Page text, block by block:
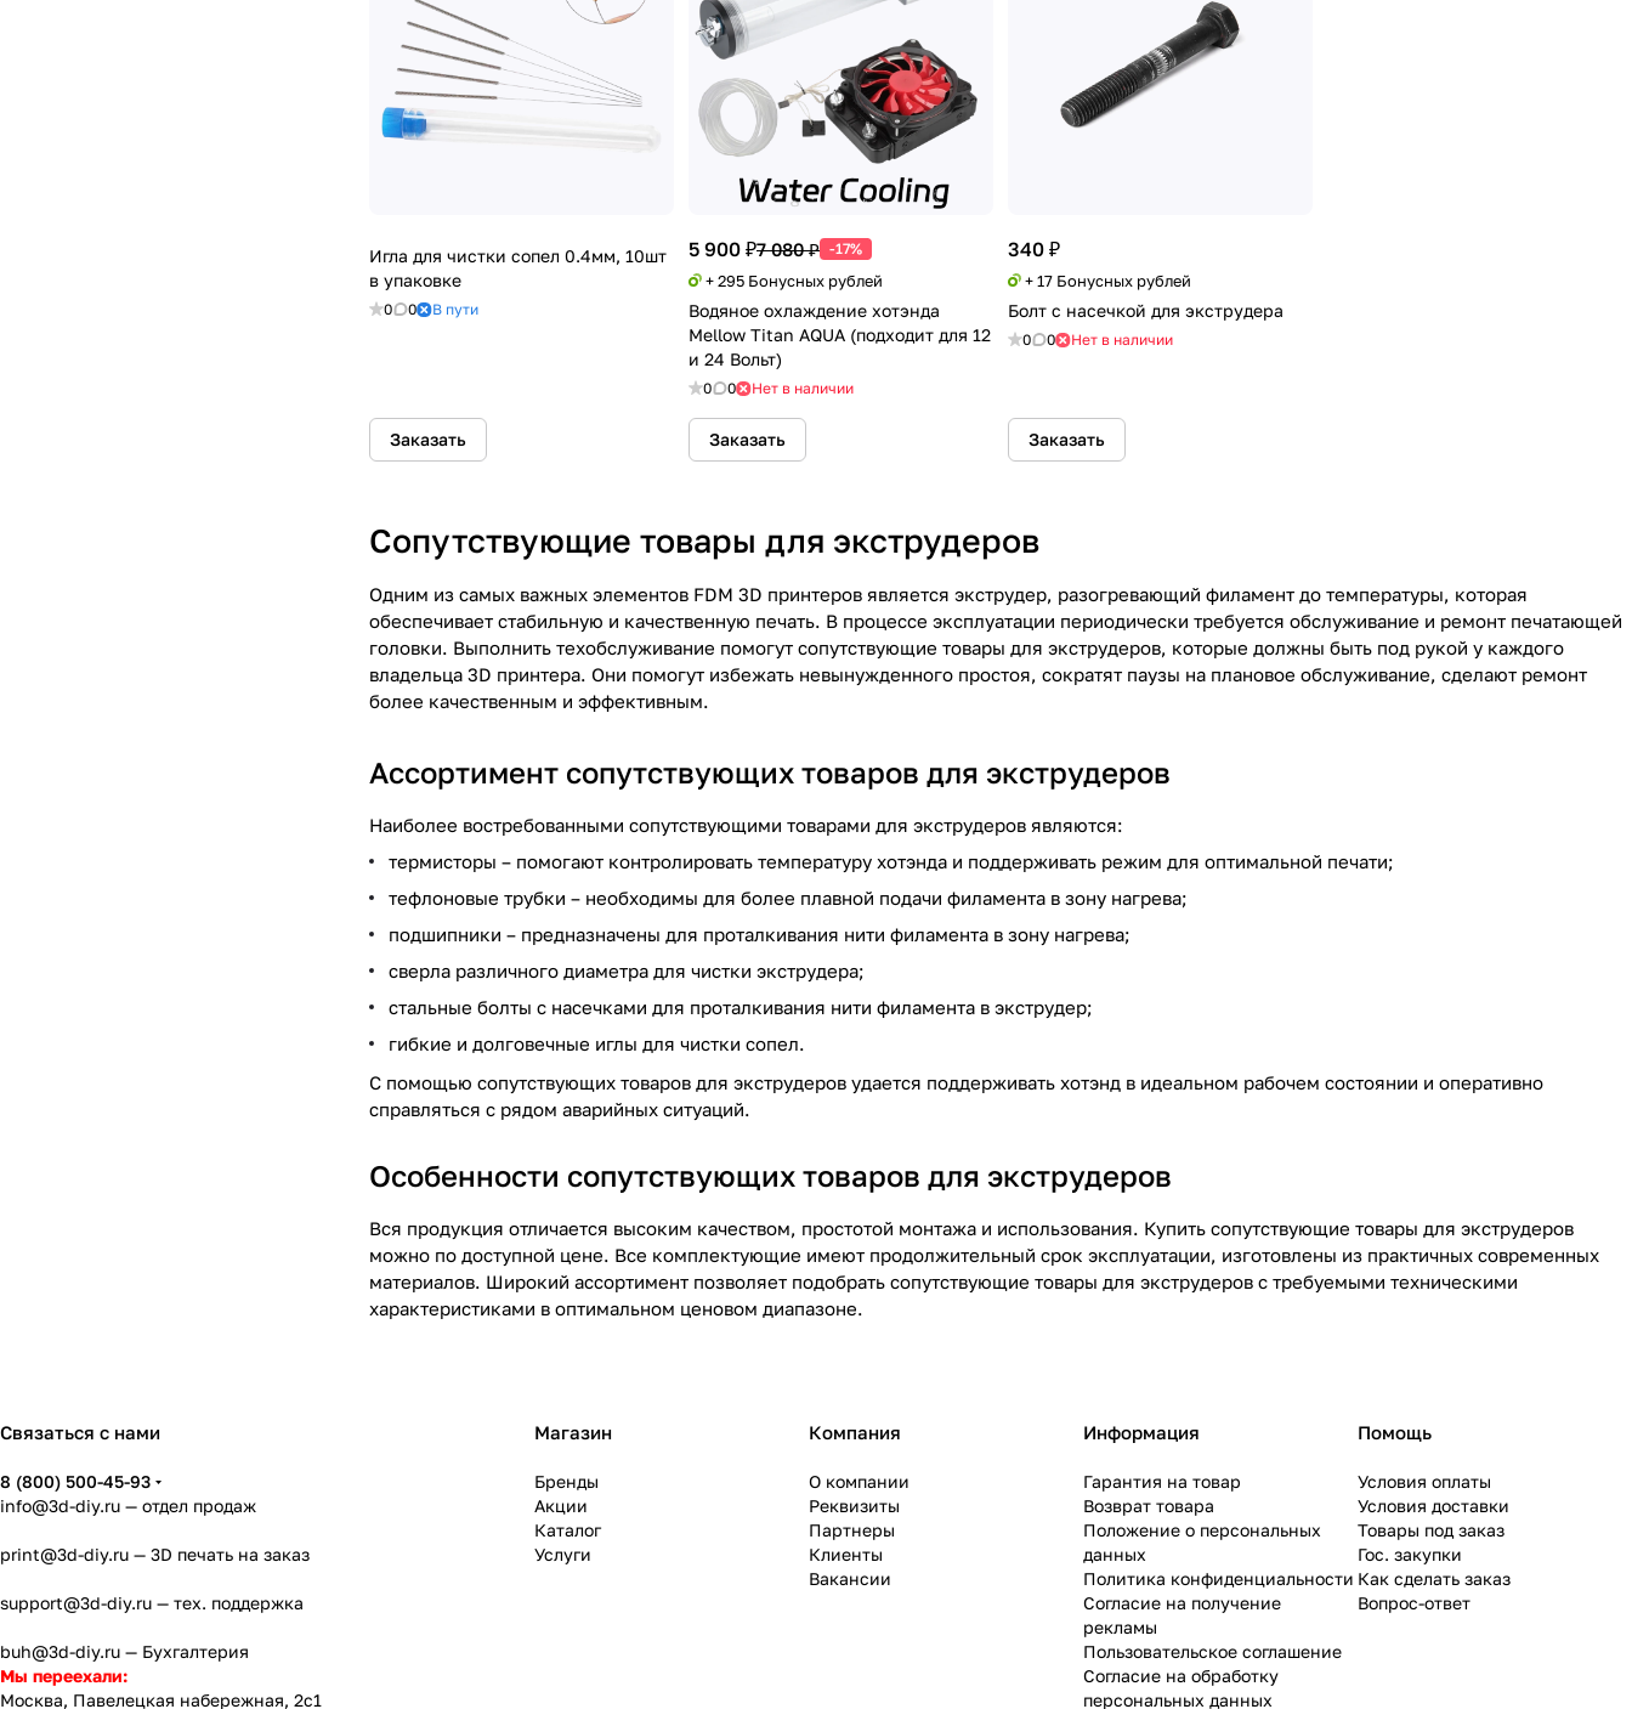
Игла для чистки сопел 0.4мм, 10шт
в упаковке
0 0 В пути
Заказать
5 900 ₽7 080 ₽ -17%
+ 295 Бонусных рублей
Водяное охлаждение хотэнда
Mellow Titan AQUA (подходит для 12
и 24 Вольт)
0 0 Нет в наличии
Заказать
340 ₽
+ 17 Бонусных рублей
Болт с насечкой для экструдера
0 0 Нет в наличии
Заказать
Сопутствующие товары для экструдеров
Одним из самых важных элементов FDM 3D принтеров является экструдер, разогревающий филамент до температуры, которая
обеспечивает стабильную и качественную печать. В процессе эксплуатации периодически требуется обслуживание и ремонт печатающей
головки. Выполнить техобслуживание помогут сопутствующие товары для экструдеров, которые должны быть под рукой у каждого
владельца 3D принтера. Они помогут избежать невынужденного простоя, сократят паузы на плановое обслуживание, сделают ремонт
более качественным и эффективным.
Ассортимент сопутствующих товаров для экструдеров
Наиболее востребованными сопутствующими товарами для экструдеров являются:
термисторы – помогают контролировать температуру хотэнда и поддерживать режим для оптимальной печати;
тефлоновые трубки – необходимы для более плавной подачи филамента в зону нагрева;
подшипники – предназначены для проталкивания нити филамента в зону нагрева;
сверла различного диаметра для чистки экструдера;
стальные болты с насечками для проталкивания нити филамента в экструдер;
гибкие и долговечные иглы для чистки сопел.
С помощью сопутствующих товаров для экструдеров удается поддерживать хотэнд в идеальном рабочем состоянии и оперативно
справляться с рядом аварийных ситуаций.
Особенности сопутствующих товаров для экструдеров
Вся продукция отличается высоким качеством, простотой монтажа и использования. Купить сопутствующие товары для экструдеров
можно по доступной цене. Все комплектующие имеют продолжительный срок эксплуатации, изготовлены из практичных современных
материалов. Широкий ассортимент позволяет подобрать сопутствующие товары для экструдеров с требуемыми техническими
характеристиками в оптимальном ценовом диапазоне.
Связаться с нами
8 (800) 500-45-93
info@3d-diy.ru — отдел продаж
print@3d-diy.ru — 3D печать на заказ
support@3d-diy.ru — тех. поддержка
buh@3d-diy.ru — Бухгалтерия
Мы переехали:
Москва, Павелецкая набережная, 2с1
Магазин
Бренды
Акции
Каталог
Услуги
Компания
О компании
Реквизиты
Партнеры
Клиенты
Вакансии
Информация
Гарантия на товар
Возврат товара
Положение о персональных
данных
Политика конфиденциальности
Согласие на получение
рекламы
Пользовательское соглашение
Согласие на обработку
персональных данных
Помощь
Условия оплаты
Условия доставки
Товары под заказ
Гос. закупки
Как сделать заказ
Вопрос-ответ